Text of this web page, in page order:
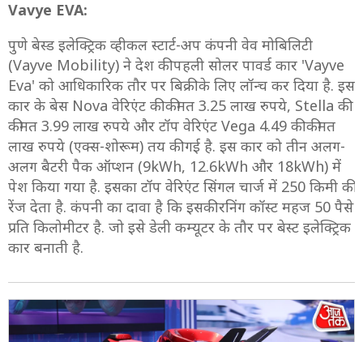
Vavye EVA:
पुणे बेस्ड इलेक्ट्रिक व्हीकल स्टार्ट-अप कंपनी वेव मोबिलिटी
(Vayve Mobility) ने देश की पहली सोलर पावर्ड कार 'Vayve
Eva' को आधिकारिक तौर पर बिक्री के लिए लॉन्च कर दिया है. इस
कार के बेस Nova वेरिएंट की कीमत 3.25 लाख रुपये, Stella की
कीमत 3.99 लाख रुपये और टॉप वेरिएंट Vega 4.49 की कीमत
लाख रुपये (एक्स-शोरूम) तय की गई है. इस कार को तीन अलग-
अलग बैटरी पैक ऑप्शन (9kWh, 12.6kWh और 18kWh) में
पेश किया गया है. इसका टॉप वेरिएंट सिंगल चार्ज में 250 किमी की
रेंज देता है. कंपनी का दावा है कि इसकी रनिंग कॉस्ट महज 50 पैसे
प्रति किलोमीटर है. जो इसे डेली कम्यूटर के तौर पर बेस्ट इलेक्ट्रिक
कार बनाती है.